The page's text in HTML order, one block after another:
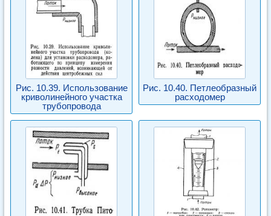
Рис. 10.39. Использование
криволинейного участка
трубопровода
Рис. 10.40. Петлеобразный
расходомер